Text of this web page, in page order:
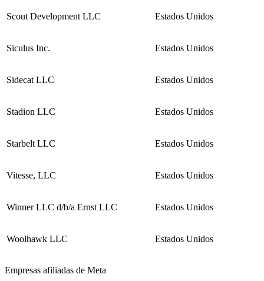
Scout Development LLC Estados Unidos
Siculus Inc. Estados Unidos
Sidecat LLC Estados Unidos
Stadion LLC Estados Unidos
Starbelt LLC Estados Unidos
Vitesse, LLC Estados Unidos
Winner LLC d/b/a Ernst LLC Estados Unidos
Woolhawk LLC Estados Unidos
Empresas afiliadas de Meta